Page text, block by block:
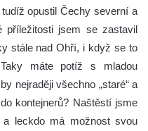
opustil Čechy severní a
jsem se zastavil
stále nad Ohří, i když se to
Taky máte potíž s mladou
nejraději všechno „staré“ a
kontejnerů? Naštěstí jsme
leckdo má možnost svou